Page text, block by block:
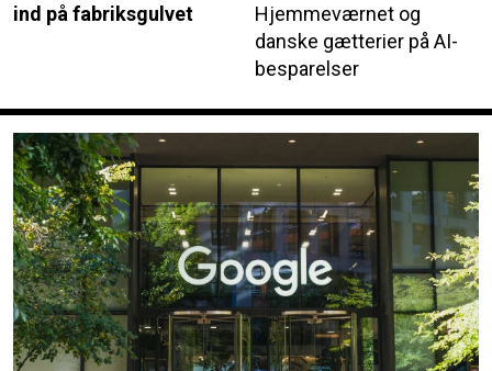
ind på fabriksgulvet
Hjemmeværnet og
danske gætterier på AI-
besparelser